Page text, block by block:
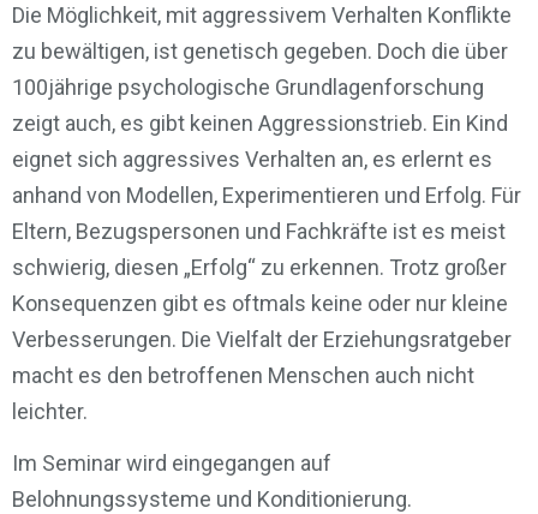
Die Möglichkeit, mit aggressivem Verhalten Konflikte
zu bewältigen, ist genetisch gegeben. Doch die über
100jährige psychologische Grundlagenforschung
zeigt auch, es gibt keinen Aggressionstrieb. Ein Kind
eignet sich aggressives Verhalten an, es erlernt es
anhand von Modellen, Experimentieren und Erfolg. Für
Eltern, Bezugspersonen und Fachkräfte ist es meist
schwierig, diesen „Erfolg“ zu erkennen. Trotz großer
Konsequenzen gibt es oftmals keine oder nur kleine
Verbesserungen. Die Vielfalt der Erziehungsratgeber
macht es den betroffenen Menschen auch nicht
leichter.
Im Seminar wird eingegangen auf
Belohnungssysteme und Konditionierung.